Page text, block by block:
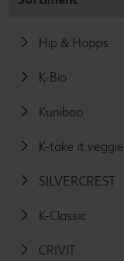
Hip & Hopps
K-Bio
Kuniboo
K-take it veggie
SILVERCREST
K-Classic
CRIVIT